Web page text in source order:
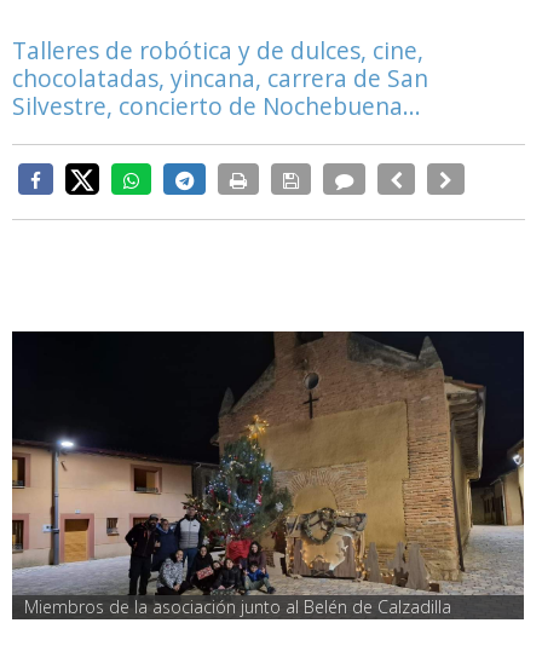
Talleres de robótica y de dulces, cine,
chocolatadas, yincana, carrera de San
Silvestre, concierto de Nochebuena...
Miembros de la asociación junto al Belén de Calzadilla